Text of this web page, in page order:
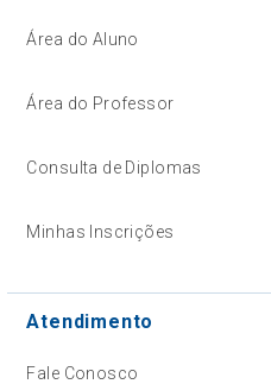
Área do Aluno
Área do Professor
Consulta de Diplomas
Minhas Inscrições
Atendimento
Fale Conosco